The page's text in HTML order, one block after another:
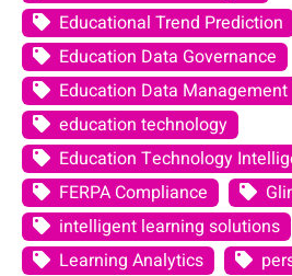
Educational Trend Prediction
Education Data Governance
Education Data Management
education technology
Education Technology
FERPA Compliance
intelligent learning solutions
Learning Analytics